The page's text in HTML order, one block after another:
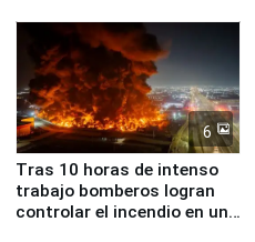
6
Tras 10 horas de intenso
trabajo bomberos logran
controlar el incendio en una